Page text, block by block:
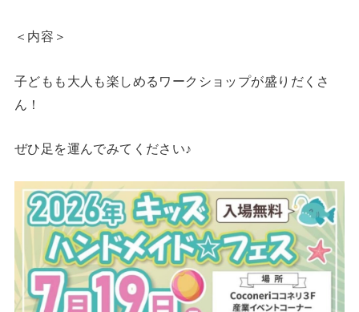
＜内容＞
子どもも大人も楽しめるワークショップが盛りだくさ
ん！
ぜひ足を運んでみてください♪